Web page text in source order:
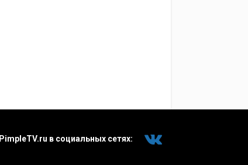
PimpleTV.ru в социальных сетях: